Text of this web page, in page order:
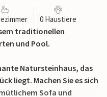
0 Haustiere
traditionellen
und Pool.
Natursteinhaus, das
liegt. Machen Sie es sich
Sofa und